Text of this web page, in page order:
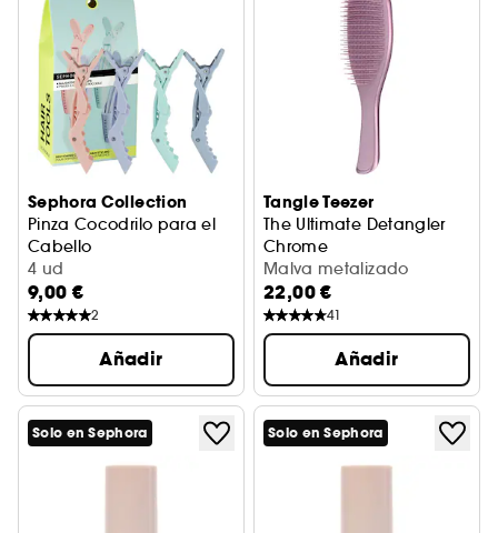
Sephora Collection
Pinza Cocodrilo para el
Cabello
Para Peinar y Separar Mechones
4 ud
9,00 €
2
Añadir
Tangle Teezer
The Ultimate Detangler
Chrome
Cepillo desenredante
Malva metalizado
22,00 €
41
Añadir
Solo en Sephora Solo en Sephora